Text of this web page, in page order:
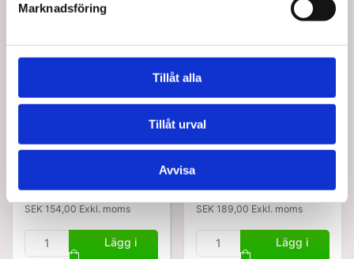
Marknadsföring
Tillåt alla
Tillåt urval
Avvisa
1,0 kg. Gul
SEK 192,50/ St.
SEK 154,00 Exkl. moms
Lägg i
25830
1,5 kg. Röd
SEK 236,25/ St.
SEK 189,00 Exkl. moms
Lägg i